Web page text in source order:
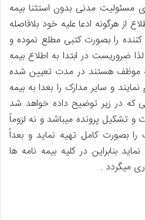
مسئولیت مدنی بدون استثنا بیمه
هرگونه ادعا علیه خود بلافاصله
۵ روز بیمه کننده را بصورت کتبی مطلع نموده و
ضروریست در ابتدا به اطلاع بیمه
موظف هستند در مدت تعیین شده
و سایر مدارک را بعدا به بیمه
که در زیر توضیح داده خواهد شد
و تشکیل پرونده میباشد و نه لزوماً
را بصورت کامل تهیه نماید و بعداً
بنابراین در کلیه بیمه نامه ها
میگردد .